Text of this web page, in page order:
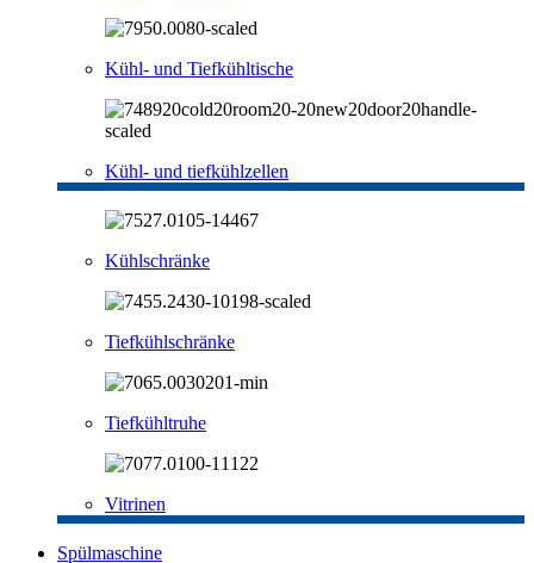
Kühl- und Tiefkühltische
Kühl- und tiefkühlzellen
Kühlschränke
Tiefkühlschränke
Tiefkühltruhe
Vitrinen
Spülmaschine